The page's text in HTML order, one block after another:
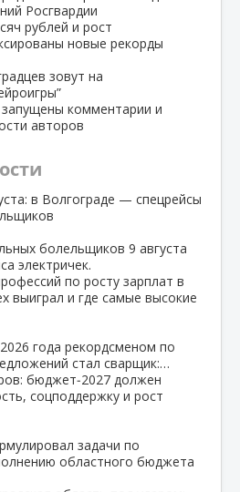
Росгвардии
рублей и рост
новые рекорды
зовут на
комментарии и
авторов
в Волгограде — спецрейсы
болельщиков 9 августа
электричек.
по росту зарплат в
выиграл и где самые высокие
года рекордсменом по
стал сварщик:…
бюджет‑2027 должен
соцподдержку и рост
задачи по
областного бюджета